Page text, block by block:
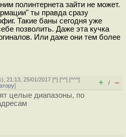
полинтернета зайти не может.
ты правда сразу
Такие баны сегодня уже
позволить. Даже эта кучка
Или даже они тем более
), 21:13, 25/01/2017 [^] [^^] [^^^]
] + / –
целые диапазоны, по